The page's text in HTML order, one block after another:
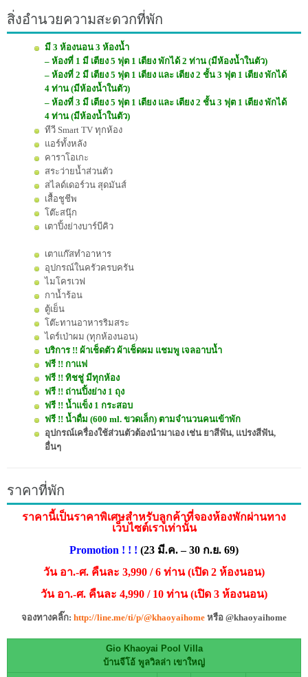
สิ่งอำนวยความสะดวกที่พัก
มี 3 ห้องนอน 3 ห้องน้ำ
– ห้องที่ 1 มี เตียง 5 ฟุต 1 เตียง พักได้ 2 ท่าน (มีห้องน้ำในตัว)
– ห้องที่ 2 มี เตียง 5 ฟุต 1 เตียง และ เตียง 2 ชั้น 3 ฟุต 1 เตียง พักได้
4 ท่าน (มีห้องน้ำในตัว)
– ห้องที่ 3 มี เตียง 5 ฟุต 1 เตียง และ เตียง 2 ชั้น 3 ฟุต 1 เตียง พักได้
4 ท่าน (มีห้องน้ำในตัว)
ทีวี Smart TV ทุกห้อง
แอร์ทั้งหลัง
คาราโอเกะ
สระว่ายน้ำส่วนตัว
สไลด์เดอร์วน สุดมันส์
เสื้อชูชีพ
โต๊ะสนุ๊ก
เตาปิ้งย่างบาร์บีคิว
เตาแก๊สทำอาหาร
อุปกรณ์ในครัวครบครัน
ไมโครเวฟ
กาน้ำร้อน
ตู้เย็น
โต๊ะทานอาหารริมสระ
ไดร์เป่าผม (ทุกห้องนอน)
บริการ !! ผ้าเช็ดตัว ผ้าเช็ดผม แชมพู เจลอาบน้ำ
ฟรี !! กาแฟ
ฟรี !! ทิชชู่ มีทุกห้อง
ฟรี !! ถ่านปิ้งย่าง 1 ถุง
ฟรี !! น้ำแข็ง 1 กระสอบ
ฟรี !! น้ำดื่ม (600 ml. ขวดเล็ก) ตามจำนวนคนเข้าพัก
อุปกรณ์เครื่องใช้ส่วนตัวต้องนำมาเอง เช่น ยาสีฟัน, แปรงสีฟัน,
อื่นๆ
ราคาที่พัก
ราคานี้เป็นราคาพิเศษสำหรับลูกค้าที่จองห้องพักผ่านทาง
เว็บไซต์เราเท่านั้น
Promotion ! ! ! (23 มี.ค. – 30 ก.ย. 69)
วัน อา.-ศ. คืนละ 3,990 / 6 ท่าน (เปิด 2 ห้องนอน)
วัน อา.-ศ. คืนละ 4,990 / 10 ท่าน (เปิด 3 ห้องนอน)
จองทางคลิ๊ก: http://line.me/ti/p/@khaoyaihome หรือ @khaoyaihome
Gio Khaoyai Pool Villa
บ้านจีโอ้ พูลวิลล่า เขาใหญ่